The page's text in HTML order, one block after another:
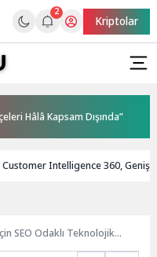
2
Kriptolar
Kapsam Dışında”
Customer Intelligence 360,
SEO Odaklı Teknolojik